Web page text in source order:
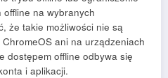
na wybranych
że takie możliwości nie są
ani na urządzeniach
dostępem offline odbywa się
i aplikacji.